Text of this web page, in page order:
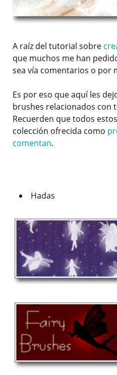
A raíz del tutorial sobre
que muchos me han
sea vía comentarios o por
Es por eso que aquí les
brushes relacionados con
Recuerden que todos
colección ofrecida como
comentan.
Hadas